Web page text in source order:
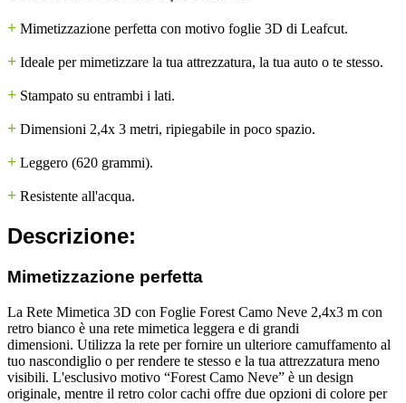
+ Mimetizzazione perfetta con motivo foglie 3D di Leafcut.
+ Ideale per mimetizzare la tua attrezzatura, la tua auto o te stesso.
+ Stampato su entrambi i lati.
+ Dimensioni 2,4x 3 metri, ripiegabile in poco spazio.
+ Leggero (620 grammi).
+ Resistente all'acqua.
Descrizione:
Mimetizzazione perfetta
La Rete Mimetica 3D con Foglie Forest Camo Neve 2,4x3 m con
retro bianco è una rete mimetica leggera e di grandi
dimensioni. Utilizza la rete per fornire un ulteriore camuffamento al
tuo nascondiglio o per rendere te stesso e la tua attrezzatura meno
visibili. L'esclusivo motivo “Forest Camo Neve” è un design
originale, mentre il retro color cachi offre due opzioni di colore per